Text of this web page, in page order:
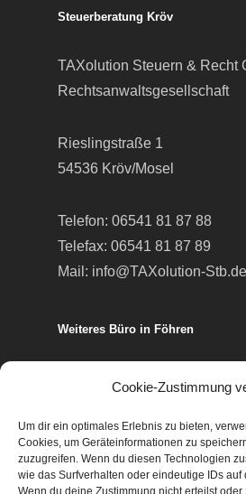
Cookie-Zustimmung
Um dir ein optimales Erlebnis zu bieten,
Cookies, um Geräteinformationen zu
zuzugreifen. Wenn du diesen Technologien
wie das Surfverhalten oder eindeutige IDs
Wenn du deine Zustimmung nicht erteilst
Steuerberatung Kröv
TAXolution Steuern & Recht
Rechtsanwaltsgesellschaft
Rieslingstraße 1
54536 Kröv/Mosel
Telefon: 06541 81 87 88
Telefax: 06541 81 87 89
Mail: info@TAXolution-Stb.de
Weiteres Büro in Föhren
Telefon: 06502 99 95 80
Telefax: 06502 99 95 899